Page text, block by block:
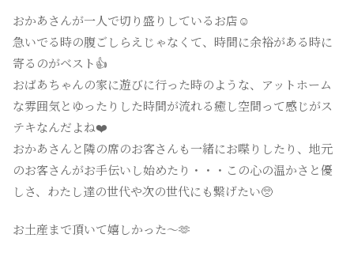
おかあさんが一人で切り盛りしているお店☺️
急いでる時の腹ごしらえじゃなくて、時間に余裕がある時に
寄るのがベスト👍
おばあちゃんの家に遊びに行った時のような、アットホーム
な雰囲気とゆったりした時間が流れる癒し空間って感じがス
テキなんだよね❤️
おかあさんと隣の席のお客さんも一緒にお喋りしたり、地元
のお客さんがお手伝いし始めたり・・・この心の温かさと優
しさ、わたし達の世代や次の世代にも繋げたい🥺
お土産まで頂いて嬉しかった〜🫶